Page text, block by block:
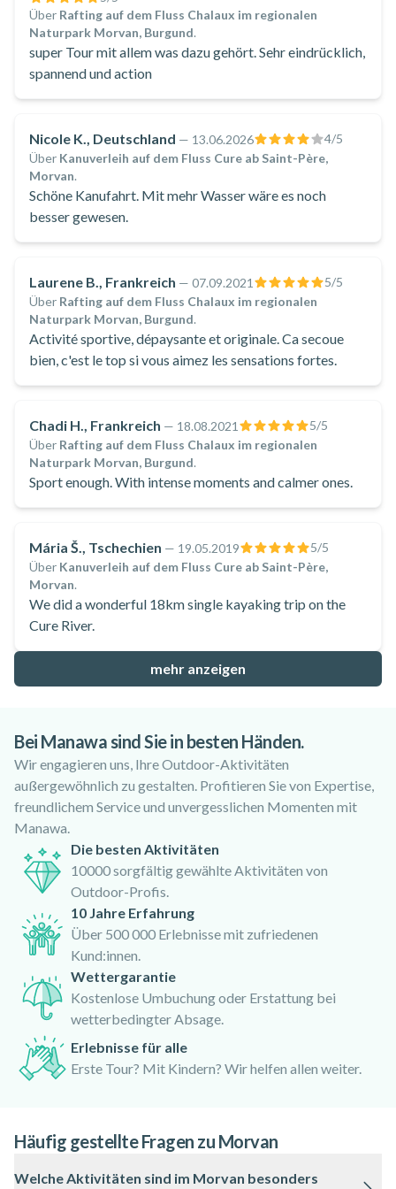
Über Rafting auf dem Fluss Chalaux im regionalen
Naturpark Morvan, Burgund.
super Tour mit allem was dazu gehört. Sehr eindrücklich,
spannend und action
Nicole K., Deutschland — 13.06.2026 4/5
Über Kanuverleih auf dem Fluss Cure ab Saint-Père,
Morvan.
Schöne Kanufahrt. Mit mehr Wasser wäre es noch
besser gewesen.
Laurene B., Frankreich — 07.09.2021 5/5
Über Rafting auf dem Fluss Chalaux im regionalen
Naturpark Morvan, Burgund.
Activité sportive, dépaysante et originale. Ca secoue
bien, c'est le top si vous aimez les sensations fortes.
Chadi H., Frankreich — 18.08.2021 5/5
Über Rafting auf dem Fluss Chalaux im regionalen
Naturpark Morvan, Burgund.
Sport enough. With intense moments and calmer ones.
Mária Š., Tschechien — 19.05.2019 5/5
Über Kanuverleih auf dem Fluss Cure ab Saint-Père,
Morvan.
We did a wonderful 18km single kayaking trip on the
Cure River.
mehr anzeigen
Bei Manawa sind Sie in besten Händen.
Wir engagieren uns, Ihre Outdoor-Aktivitäten
außergewöhnlich zu gestalten. Profitieren Sie von Expertise,
freundlichem Service und unvergesslichen Momenten mit
Manawa.
Die besten Aktivitäten
10000 sorgfältig gewählte Aktivitäten von
Outdoor-Profis.
10 Jahre Erfahrung
Über 500 000 Erlebnisse mit zufriedenen
Kund:innen.
Wettergarantie
Kostenlose Umbuchung oder Erstattung bei
wetterbedingter Absage.
Erlebnisse für alle
Erste Tour? Mit Kindern? Wir helfen allen weiter.
Häufig gestellte Fragen zu Morvan
Welche Aktivitäten sind im Morvan besonders